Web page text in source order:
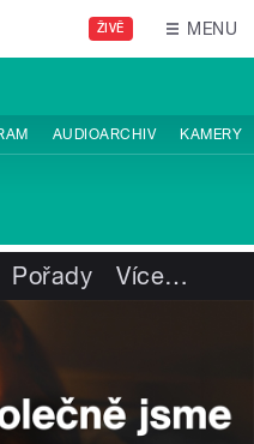
ŽIVĚ MENU
AUDIOARCHIV KAMERY
Pořady Více…